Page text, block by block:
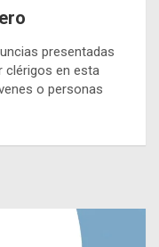
presentadas
clérigos en esta
o personas